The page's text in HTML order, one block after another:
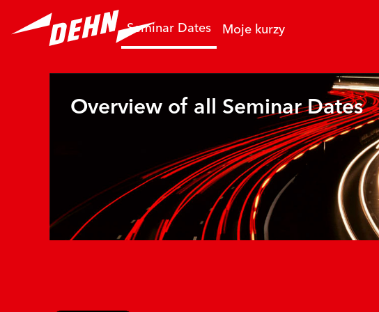
Přejít k hlavnímu obsahu
Seminar Dates Moje kurzy
Overview of all Seminar Dates